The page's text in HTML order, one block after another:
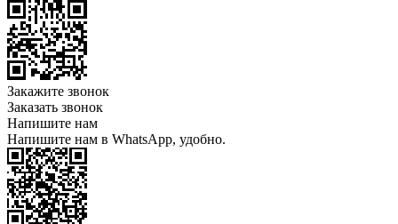
Закажите звонок
Заказать звонок
Напишите нам
Напишите нам в WhatsApp, удобно.